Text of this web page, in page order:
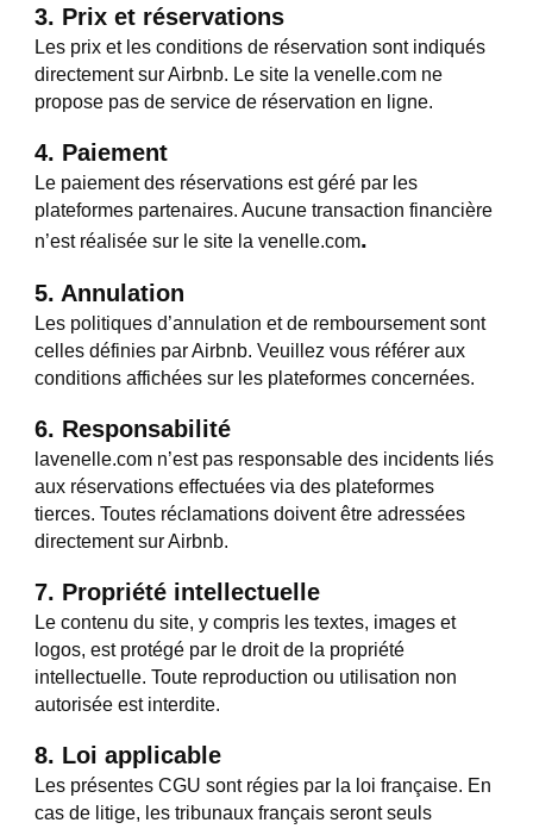
3. Prix et réservations
Les prix et les conditions de réservation sont indiqués
directement sur Airbnb. Le site la venelle.com ne
propose pas de service de réservation en ligne.
4. Paiement
Le paiement des réservations est géré par les
plateformes partenaires. Aucune transaction financière
n’est réalisée sur le site la venelle.com.
5. Annulation
Les politiques d’annulation et de remboursement sont
celles définies par Airbnb. Veuillez vous référer aux
conditions affichées sur les plateformes concernées.
6. Responsabilité
lavenelle.com n’est pas responsable des incidents liés
aux réservations effectuées via des plateformes
tierces. Toutes réclamations doivent être adressées
directement sur Airbnb.
7. Propriété intellectuelle
Le contenu du site, y compris les textes, images et
logos, est protégé par le droit de la propriété
intellectuelle. Toute reproduction ou utilisation non
autorisée est interdite.
8. Loi applicable
Les présentes CGU sont régies par la loi française. En
cas de litige, les tribunaux français seront seuls